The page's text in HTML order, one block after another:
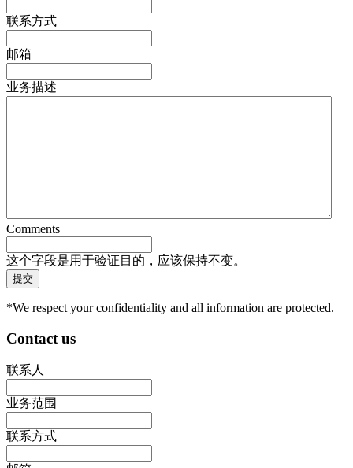
联系方式
邮箱
业务描述
Comments
这个字段是用于验证目的，应该保持不变。
*We respect your confidentiality and all information are protected.
Contact us
联系人
业务范围
联系方式